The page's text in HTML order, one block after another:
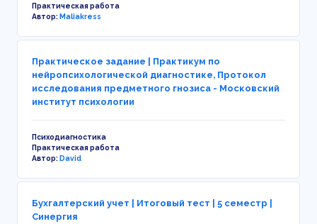
Практическая работа
Автор:Maliakress
Практическое задание | Практикум по
нейропсихологической диагностике, Протокол
исследования предметного гнозиса - Московский
институт психологии
Психодиагностика
Практическая работа
Автор:David
Бухгалтерский учет | Итоговый тест | 5 семестр |
Синергия